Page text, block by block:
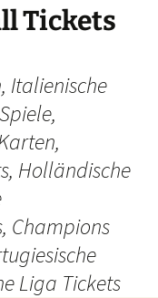
Tickets
Italienische
Holländische
Champions
Liga Tickets